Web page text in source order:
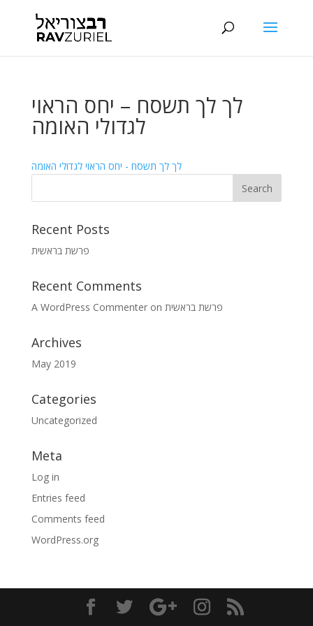
לך לך תשסח – יחס הראוי
לגדולי האומה
לך לך תשסח - יחס הראוי לגדולי האומה
Recent Posts
פרשת בראשית
Recent Comments
A WordPress Commenteron פרשת בראשית
Archives
May 2019
Categories
Uncategorized
Meta
Log in
Entries feed
Comments feed
WordPress.org